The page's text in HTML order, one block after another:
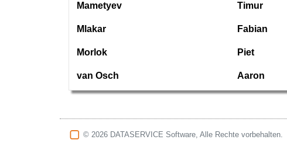
Mametyev Timur
Mlakar Fabian
Morlok Piet
van Osch Aaron
© 2026 DATASERVICE Software, Alle Rechte vorbehalten.